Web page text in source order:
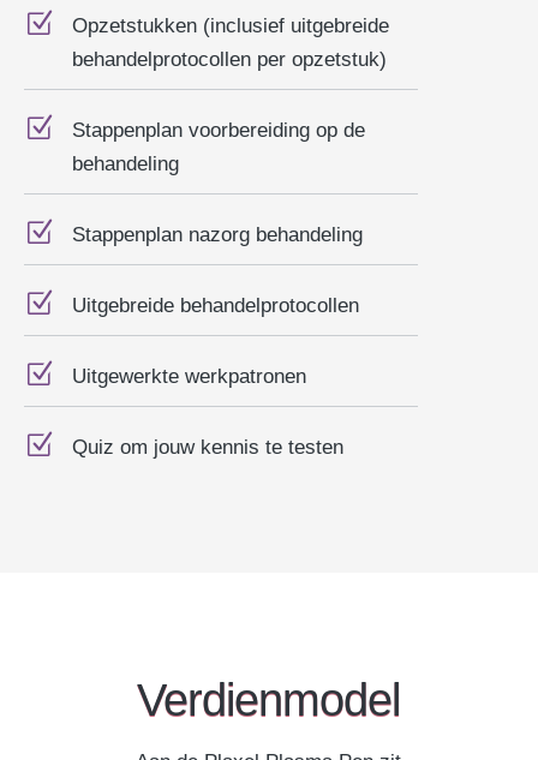
Z
Opzetstukken (inclusief uitgebreide
behandelprotocollen per opzetstuk)
Z
Stappenplan voorbereiding op de
behandeling
Z Stappenplan nazorg behandeling
Z Uitgebreide behandelprotocollen
Z Uitgewerkte werkpatronen
Z Quiz om jouw kennis te testen
Verdienmodel